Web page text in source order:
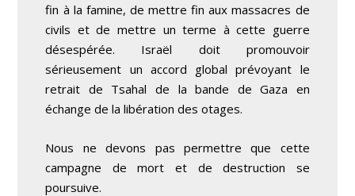
fin à la famine, de mettre fin aux massacres de
civils et de mettre un terme à cette guerre
désespérée. Israël doit promouvoir
sérieusement un accord global prévoyant le
retrait de Tsahal de la bande de Gaza en
échange de la libération des otages.
Nous ne devons pas permettre que cette
campagne de mort et de destruction se
poursuive.